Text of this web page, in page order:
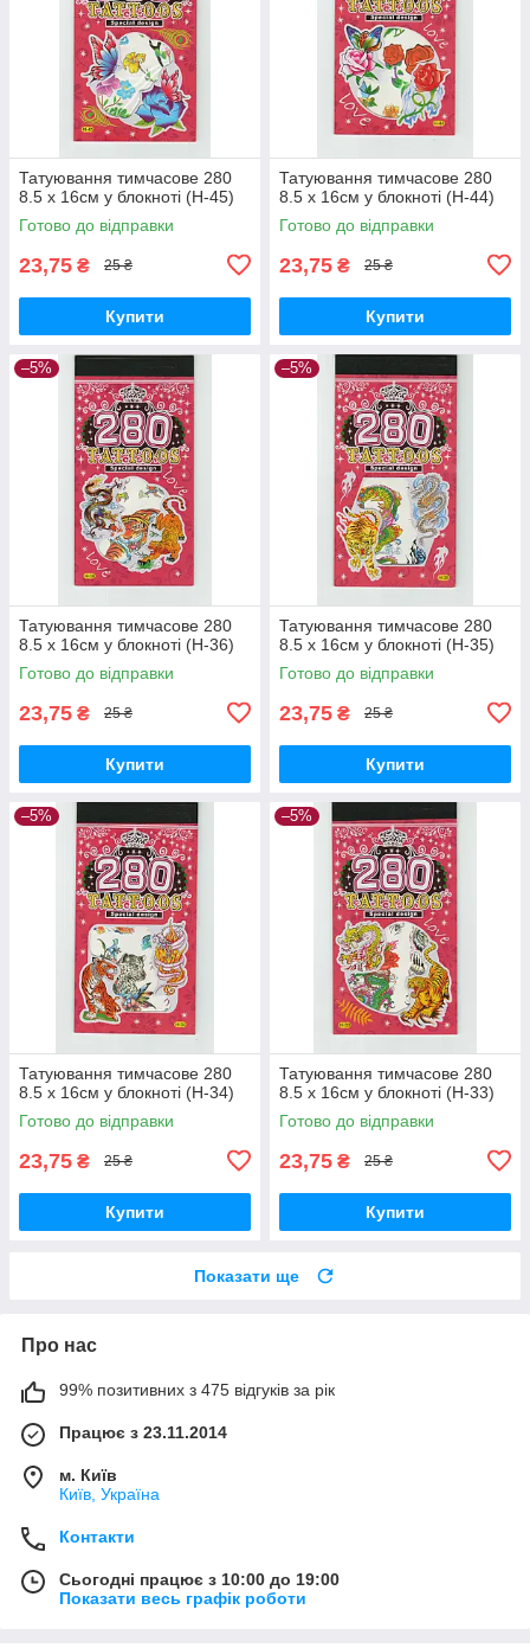
Татуювання тимчасове 280
8.5 х 16см у блокноті (H-45)
Готово до відправки
23,75 ₴ 25 ₴
Купити
Татуювання тимчасове 280
8.5 х 16см у блокноті (H-44)
Готово до відправки
23,75 ₴ 25 ₴
Купити
–5%
Татуювання тимчасове 280
8.5 х 16см у блокноті (H-36)
Готово до відправки
23,75 ₴ 25 ₴
Купити
–5%
Татуювання тимчасове 280
8.5 х 16см у блокноті (H-35)
Готово до відправки
23,75 ₴ 25 ₴
Купити
–5%
Татуювання тимчасове 280
8.5 х 16см у блокноті (H-34)
Готово до відправки
23,75 ₴ 25 ₴
Купити
–5%
Татуювання тимчасове 280
8.5 х 16см у блокноті (H-33)
Готово до відправки
23,75 ₴ 25 ₴
Купити
Показати ще
Про нас
99% позитивних з 475 відгуків за рік
Працює з 23.11.2014
м. Київ
Київ, Україна
Контакти
Сьогодні працює з 10:00 до 19:00
Показати весь графік роботи